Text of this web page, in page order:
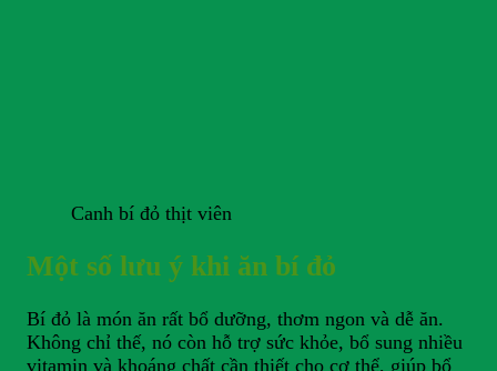
Canh bí đỏ thịt viên
Một số lưu ý khi ăn bí đỏ
Bí đỏ là món ăn rất bổ dưỡng, thơm ngon và dễ ăn.
Không chỉ thế, nó còn hỗ trợ sức khỏe, bổ sung nhiều
vitamin và khoáng chất cần thiết cho cơ thể, giúp bổ